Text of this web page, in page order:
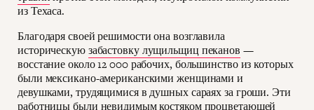
из Техаса.
Благодаря своей решимости она возглавила
историческуюзабастовку лущильщиц пеканов —
восстание около 12 000 рабочих, большинство из которых
были мексикано-американскими женщинами и
девушками, трудящимися в душных сараях за гроши. Эти
работницы были невидимым костяком процветающей